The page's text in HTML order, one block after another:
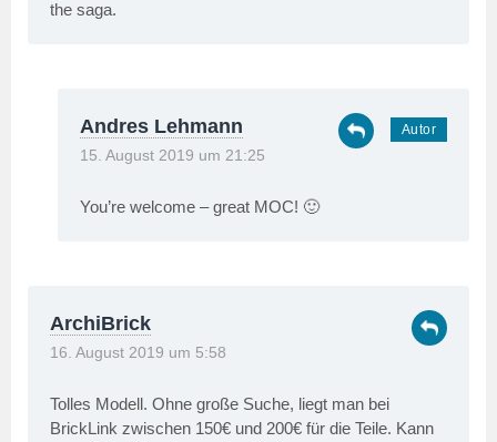
the saga.
Andres Lehmann
15. August 2019 um 21:25
You’re welcome – great MOC! 🙂
ArchiBrick
16. August 2019 um 5:58
Tolles Modell. Ohne große Suche, liegt man bei
BrickLink zwischen 150€ und 200€ für die Teile. Kann